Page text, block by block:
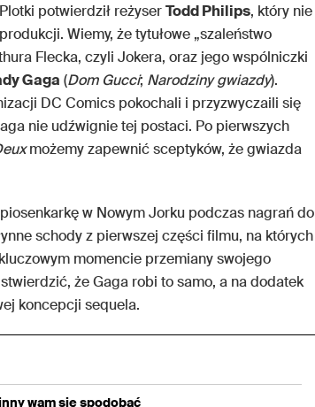
potwierdził reżyserTodd Philips, który nie
Wiemy, że tytułowe „szaleństwo
Flecka, czyli Jokera, oraz jego wspólniczki
Gaga (Dom Gucci; Narodziny gwiazdy).
DC Comics pokochali i przyzwyczaili się
nie udźwignie tej postaci. Po pierwszych
możemy zapewnić sceptyków, że gwiazda
w Nowym Jorku podczas nagrań do
schody z pierwszej części filmu, na których
momencie przemiany swojego
że Gaga robi to samo, a na dodatek
koncepcji sequela.
wam się spodobać